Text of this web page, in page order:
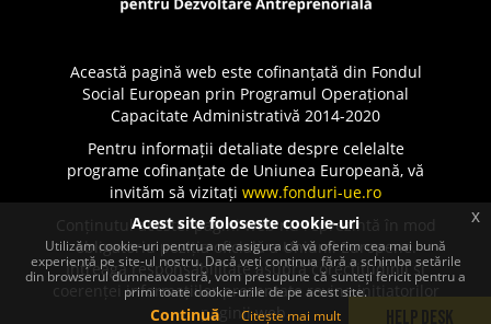
Această pagină web este cofinanțată din Fondul
Social European prin Programul Operațional
Capacitate Administrativă 2014-2020
Pentru informații detaliate despre celelalte
programe cofinanțate de Uniunea Europeană, vă
invităm să vizitați www.fonduri-ue.ro
Conținutul acestei pagini web nu reprezintă în mod
obligatoriu poziția oficială a Uniunii Europene.
Întreaga responsabilitate asupra corectitudinii și
coerenței informațiilor prezentate revine inițiatorilor
paginii web.
Help Desk
Acest site foloseste cookie-uri
Utilizăm cookie-uri pentru a ne asigura că vă oferim cea mai bună
experiență pe site-ul nostru. Dacă veți continua fără a schimba setările
din browserul dumneavoastră, vom presupune că sunteți fericit pentru a
primi toate cookie-urile de pe acest site.
Continuă Citește mai mult
x